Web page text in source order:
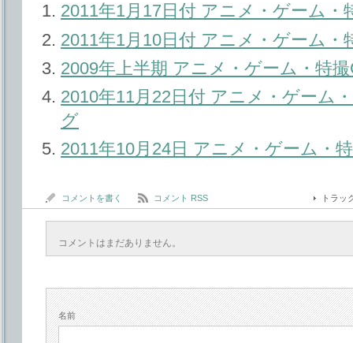
2011年1月17日付 アニメ・ゲーム
2011年1月10日付 アニメ・ゲーム
2009年上半期 アニメ・ゲーム・特
2010年11月22日付 アニメ・ゲーム
グ
2011年10月24日 アニメ・ゲーム・
コメントを書く コメント RSS トラ
コメントはまだありません。
名前